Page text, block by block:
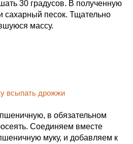
30 градусов. В полученную
сахарный песок. Тщательно
массу.
в обязательном
Соединяем вместе
муку, и добавляем к